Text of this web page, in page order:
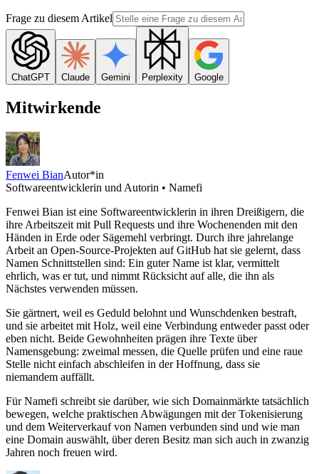
Frage zu diesem Artikel
ChatGPT Claude Gemini Perplexity Google
Mitwirkende
Fenwei BianAutor*in
Softwareentwicklerin und Autorin • Namefi
Fenwei Bian ist eine Softwareentwicklerin in ihren Dreißigern, die
ihre Arbeitszeit mit Pull Requests und ihre Wochenenden mit den
Händen in Erde oder Sägemehl verbringt. Durch ihre jahrelange
Arbeit an Open-Source-Projekten auf GitHub hat sie gelernt, dass
Namen Schnittstellen sind: Ein guter Name ist klar, vermittelt
ehrlich, was er tut, und nimmt Rücksicht auf alle, die ihn als
Nächstes verwenden müssen.
Sie gärtnert, weil es Geduld belohnt und Wunschdenken bestraft,
und sie arbeitet mit Holz, weil eine Verbindung entweder passt oder
eben nicht. Beide Gewohnheiten prägen ihre Texte über
Namensgebung: zweimal messen, die Quelle prüfen und eine raue
Stelle nicht einfach abschleifen in der Hoffnung, dass sie
niemandem auffällt.
Für Namefi schreibt sie darüber, wie sich Domainmärkte tatsächlich
bewegen, welche praktischen Abwägungen mit der Tokenisierung
und dem Weiterverkauf von Namen verbunden sind und wie man
eine Domain auswählt, über deren Besitz man sich auch in zwanzig
Jahren noch freuen wird.